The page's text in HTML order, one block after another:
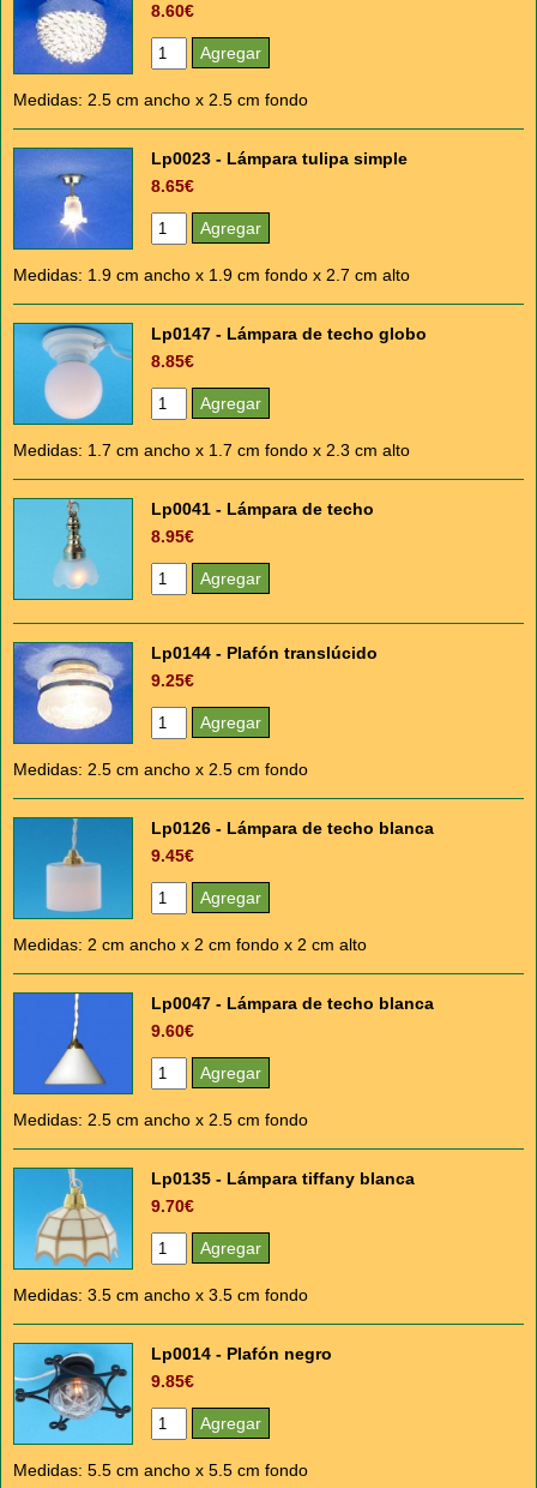
8.60€
Medidas: 2.5 cm ancho x 2.5 cm fondo
Lp0023 - Lámpara tulipa simple
8.65€
Medidas: 1.9 cm ancho x 1.9 cm fondo x 2.7 cm alto
Lp0147 - Lámpara de techo globo
8.85€
Medidas: 1.7 cm ancho x 1.7 cm fondo x 2.3 cm alto
Lp0041 - Lámpara de techo
8.95€
Lp0144 - Plafón translúcido
9.25€
Medidas: 2.5 cm ancho x 2.5 cm fondo
Lp0126 - Lámpara de techo blanca
9.45€
Medidas: 2 cm ancho x 2 cm fondo x 2 cm alto
Lp0047 - Lámpara de techo blanca
9.60€
Medidas: 2.5 cm ancho x 2.5 cm fondo
Lp0135 - Lámpara tiffany blanca
9.70€
Medidas: 3.5 cm ancho x 3.5 cm fondo
Lp0014 - Plafón negro
9.85€
Medidas: 5.5 cm ancho x 5.5 cm fondo